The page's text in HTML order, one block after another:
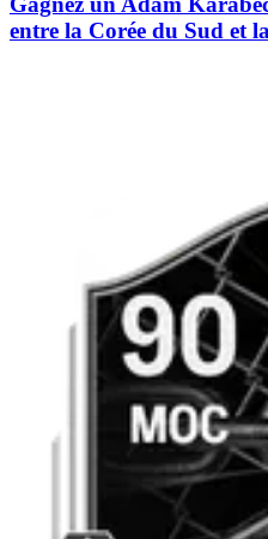
entre la Corée du Sud et